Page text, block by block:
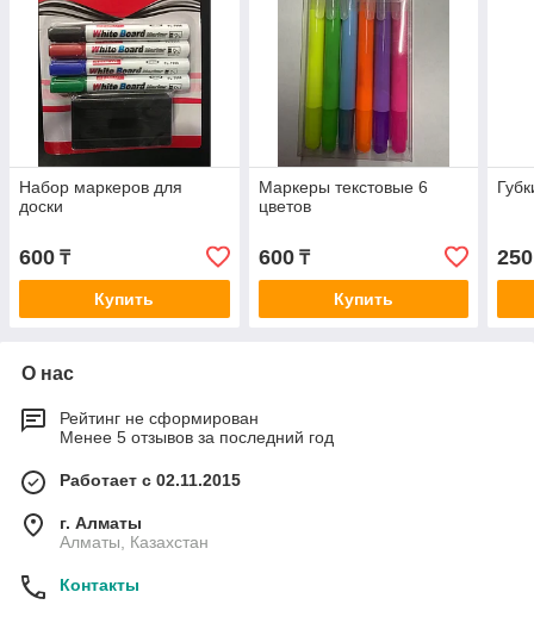
Набор маркеров для
доски
600 ₸
Купить
Маркеры текстовые 6
цветов
600₸
Купить
250
О нас
Рейтинг не сформирован
Менее 5 отзывов за последний год
Работает с 02.11.2015
г. Алматы
Алматы, Казахстан
Контакты